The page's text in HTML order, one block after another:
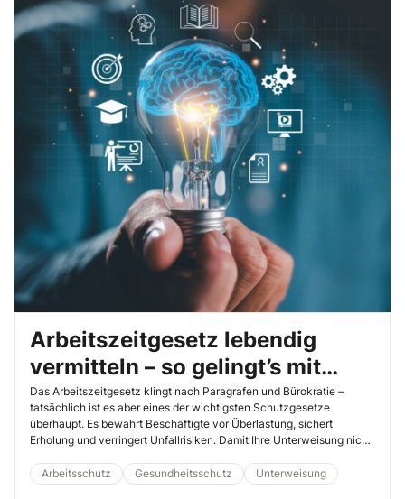
Arbeitszeitgesetz lebendig
vermitteln – so gelingt’s mit
Praxisbezug und Diskussion
Das Arbeitszeitgesetz klingt nach Paragrafen und Bürokratie –
tatsächlich ist es aber eines der wichtigsten Schutzgesetze
überhaupt. Es bewahrt Beschäftigte vor Überlastung, sichert
Erholung und verringert Unfallrisiken. Damit Ihre Unterweisung nicht
Thema mit Beispielen, Fragen und interaktiven Methoden
anschaulich machen.
Arbeitsschutz Gesundheitsschutz Unterweisung